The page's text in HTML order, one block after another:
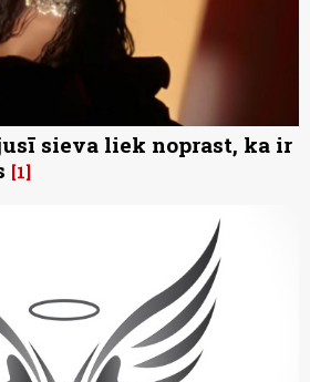
sieva liek noprast, ka ir
1